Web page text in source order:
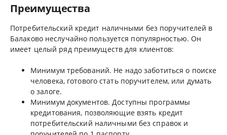
Преимущества
Потребительский кредит наличными без поручителей в
Балаково неслучайно пользуется популярностью. Он
имеет целый ряд преимуществ для клиентов:
Минимум требований. Не надо заботиться о поиске
человека, готового стать поручителем, или думать
о залоге.
Минимум документов. Доступны программы
кредитования, позволяющие взять кредит
потребительский наличными без справок и